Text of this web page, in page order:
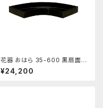
花器 おはら 35-600 黒扇面水
盤 花瓶 フラワーベース 水盤
¥24,200